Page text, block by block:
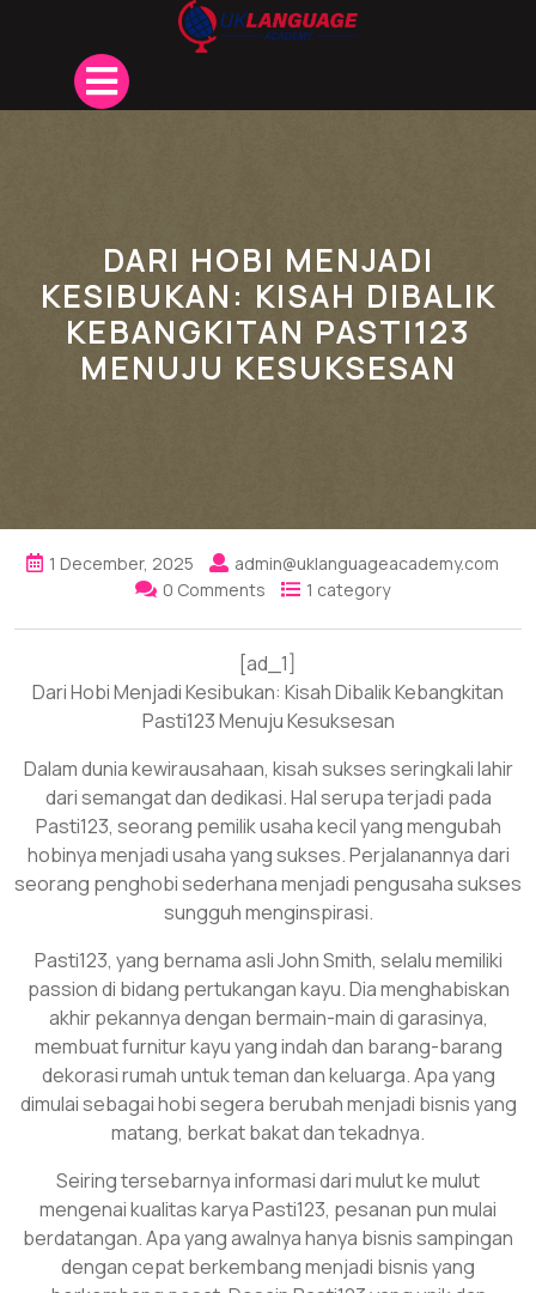
Open
DARI HOBI MENJADI
KESIBUKAN: KISAH DIBALIK
KEBANGKITAN PASTI123
MENUJU KESUKSESAN
1 December, 2025
admin@uklanguageacademy.com
0 Comments
1 category
[ad_1]
Dari Hobi Menjadi Kesibukan: Kisah Dibalik Kebangkitan
Pasti123 Menuju Kesuksesan
Dalam dunia kewirausahaan, kisah sukses seringkali lahir
dari semangat dan dedikasi. Hal serupa terjadi pada
Pasti123, seorang pemilik usaha kecil yang mengubah
hobinya menjadi usaha yang sukses. Perjalanannya dari
seorang penghobi sederhana menjadi pengusaha sukses
sungguh menginspirasi.
Pasti123, yang bernama asli John Smith, selalu memiliki
passion di bidang pertukangan kayu. Dia menghabiskan
akhir pekannya dengan bermain-main di garasinya,
membuat furnitur kayu yang indah dan barang-barang
dekorasi rumah untuk teman dan keluarga. Apa yang
dimulai sebagai hobi segera berubah menjadi bisnis yang
matang, berkat bakat dan tekadnya.
Seiring tersebarnya informasi dari mulut ke mulut
mengenai kualitas karya Pasti123, pesanan pun mulai
berdatangan. Apa yang awalnya hanya bisnis sampingan
dengan cepat berkembang menjadi bisnis yang